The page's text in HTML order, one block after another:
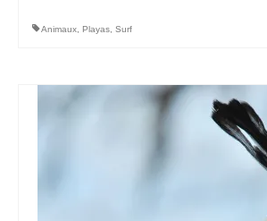
Animaux Playas Surf